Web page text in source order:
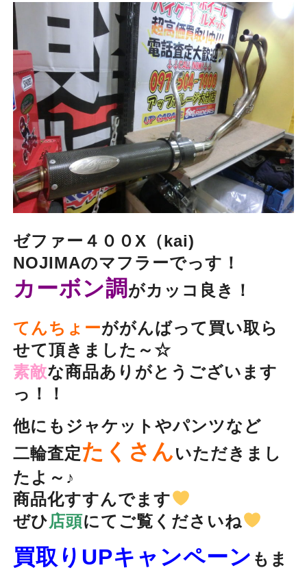
ゼファー４００X（kai)
NOJIMAのマフラーでっす！
カーボン調 がカッコ良き！
てんちょーががんばって買い取ら
せて頂きました～☆
素敵な商品ありがとうございます
っ！！
他にもジャケットやパンツなど
二輪査定たくさんいただきまし
たよ～♪
商品化すすんでます
ぜひ店頭にてご覧くださいね
買取りUPキャンペーン もま